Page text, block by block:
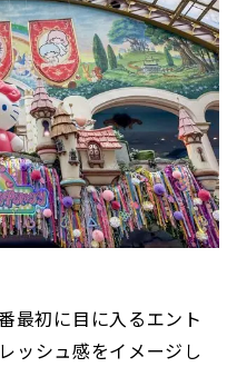
最初に目に入るエント
ッシュ感をイメージし